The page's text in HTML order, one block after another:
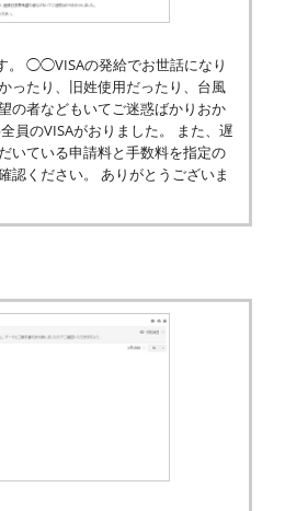
。 ◯◯VISAの発給でお世話になり
ったり、旧姓使用だったり、台風
の者などもいてご迷惑ばかりおか
員のVISAがおりました。 また、遅
いている申請料と手数料を指定の
認ください。 ありがとうございま